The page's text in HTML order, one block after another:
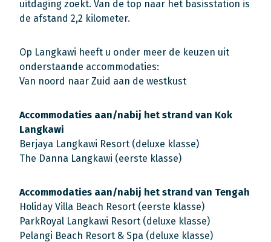
uitdaging zoekt. Van de top naar het basisstation is
de afstand 2,2 kilometer.
Op Langkawi heeft u onder meer de keuzen uit
onderstaande accommodaties:
Van noord naar Zuid aan de westkust
Accommodaties aan/nabij het strand van Kok
Langkawi
Berjaya Langkawi Resort (deluxe klasse)
The Danna Langkawi (eerste klasse)
Accommodaties aan/nabij het strand van Tengah
Holiday Villa Beach Resort (eerste klasse)
ParkRoyal Langkawi Resort (deluxe klasse)
Pelangi Beach Resort & Spa (deluxe klasse)